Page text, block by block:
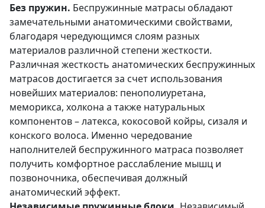
Без пружин. Беспружинные матрасы обладают
замечательными анатомическими свойствами,
благодаря чередующимся слоям разных
материалов различной степени жесткости.
Различная жесткость анатомических беспружинных
матрасов достигается за счет использования
новейших материалов: пенополиуретана,
меморикса, холкона а также натуральных
компонентов – латекса, кокосовой койры, сизаля и
конского волоса. Именно чередование
наполнителей беспружинного матраса позволяет
получить комфортное расслабление мышц и
позвоночника, обеспечивая должный
анатомический эффект.